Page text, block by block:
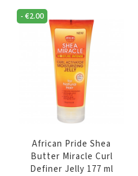
Oil
aantal
-€2.00
African Pride Shea
Butter Miracle Curl
Definer Jelly 177 ml